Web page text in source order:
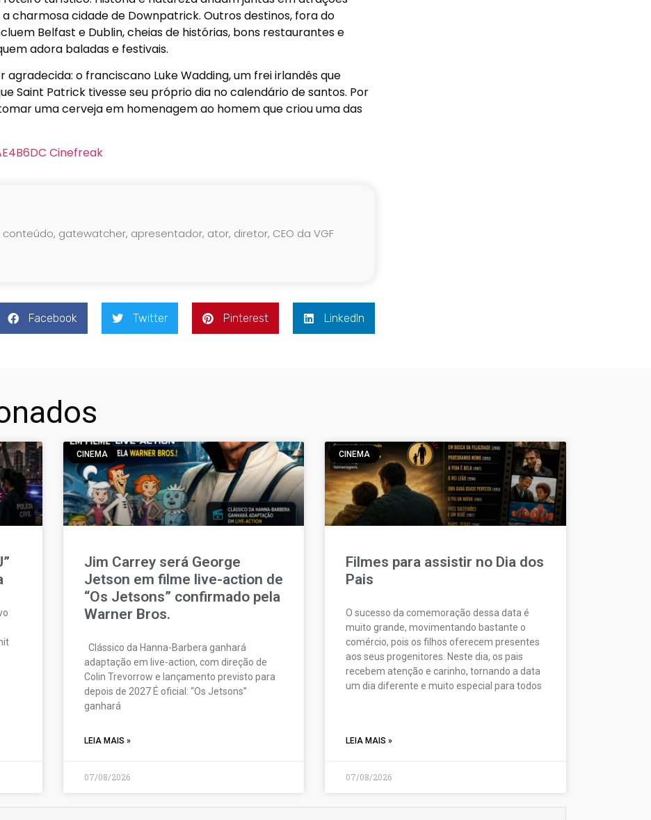
charmosa cidade de Downpatrick. Outros destinos, fora do
Belfast e Dublin, cheias de histórias, bons restaurantes e
adora baladas e festivais.
o franciscano Luke Wadding, um frei irlandês que
Saint Patrick tivesse seu próprio dia no calendário de santos. Por
uma cerveja em homenagem ao homem que criou uma das
gatewatcher, apresentador, ator, diretor, CEO da VGF
Facebook Twitter Pinterest LinkedIn
CINEMA
Jim Carrey será George
Jetson em filme live-action de
“Os Jetsons” confirmado pela
Warner Bros.
Clássico da Hanna-Barbera ganhará
adaptação em live-action, com direção de
Colin Trevorrow e lançamento previsto para
depois de 2027 É oficial: “Os Jetsons”
ganhará
LEIA MAIS »
07/08/2026
CINEMA
Filmes para assistir no Dia dos
Pais
O sucesso da comemoração dessa data é
muito grande, movimentando bastante o
comércio, pois os filhos oferecem presentes
aos seus progenitores. Neste dia, os pais
recebem atenção e carinho, tornando a data
um dia diferente e muito especial para todos
LEIA MAIS »
07/08/2026